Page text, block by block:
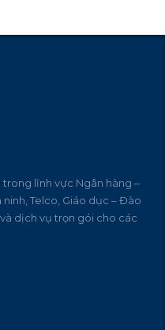
lĩnh vực Ngân hàng –
ninh, Telco, Giáo dục – Đào
dịch vụ trọn gói cho các